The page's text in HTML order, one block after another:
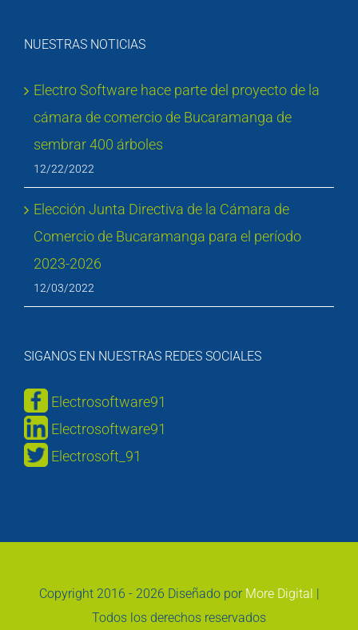
NUESTRAS NOTICIAS
Electro Software hace parte del proyecto de la
cámara de comercio de Bucaramanga de
sembrar 400 árboles
12/22/2022
Elección Junta Directiva de la Cámara de
Comercio de Bucaramanga para el período
2023-2026
12/03/2022
SIGANOS EN NUESTRAS REDES SOCIALES
Electrosoftware91
Electrosoftware91
Electrosoft_91
Copyright 2016 - 2026 Diseñado por More Digital |
Todos los derechos reservados